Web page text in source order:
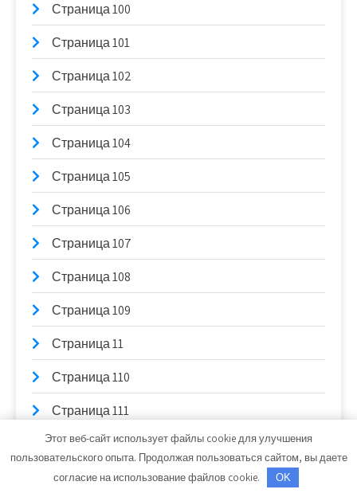
Страница 100
Страница 101
Страница 102
Страница 103
Страница 104
Страница 105
Страница 106
Страница 107
Страница 108
Страница 109
Страница 11
Страница 110
Страница 111
Страница 112
Страница 113
Этот веб-сайт использует файлы cookie для улучшения
пользовательского опыта. Продолжая пользоваться сайтом, вы даете
согласие на использование файлов cookie.
OK